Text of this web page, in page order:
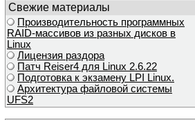
Свежие материалы
Производительность программных
RAID-массивов из разных дисков в
Linux
Лицензия раздора
Патч Reiser4 для Linux 2.6.22
Подготовка к экзамену LPI Linux.
Архитектура файловой системы
UFS2